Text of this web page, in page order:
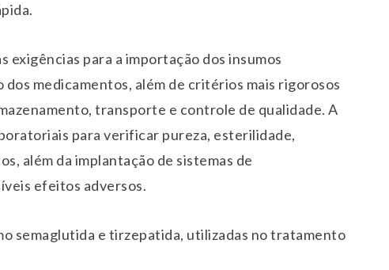
exigências para a importação dos insumos
medicamentos, além de critérios mais rigorosos
transporte e controle de qualidade. A
para verificar pureza, esterilidade,
além da implantação de sistemas de
efeitos adversos.
semaglutida e tirzepatida, utilizadas no tratamento